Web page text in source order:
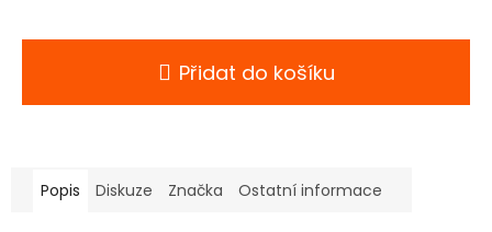
Přidat do košíku
Popis Diskuze Značka Ostatní informace